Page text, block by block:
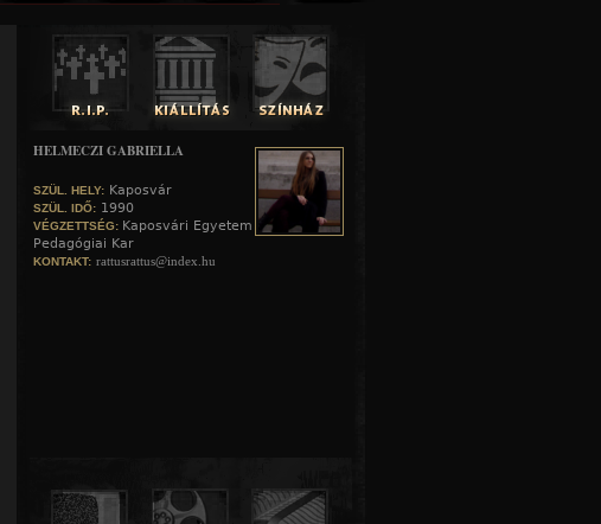
HELMECZI GABRIELLA
SZÜL. HELY: Kaposvár
SZÜL. IDŐ: 1990
VÉGZETTSÉG: Kaposvári Egyetem
Pedagógiai Kar
KONTAKT: rattusrattus@index.hu